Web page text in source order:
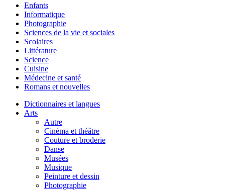
Enfants
Informatique
Photographie
Sciences de la vie et sociales
Scolaires
Littérature
Science
Cuisine
Médecine et santé
Romans et nouvelles
Dictionnaires et langues
Arts
Autre
Cinéma et théâtre
Couture et broderie
Danse
Musées
Musique
Peinture et dessin
Photographie